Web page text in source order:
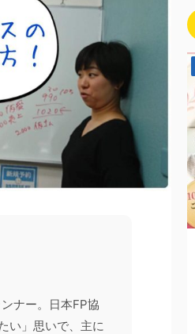
ナー。日本FP協
い」思いで、主に
家計相談
60代以降の年収の壁（2026年
壁」というと、配偶者の扶養やパート
題が中心で、現役世代向けの情報を
続きを見る